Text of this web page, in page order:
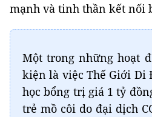
mạnh và tinh thần kết nối
Một trong những hoạt
kiện là việc Thế Giới Di
học bổng trị giá 1 tỷ
trẻ mồ côi do đại dịch